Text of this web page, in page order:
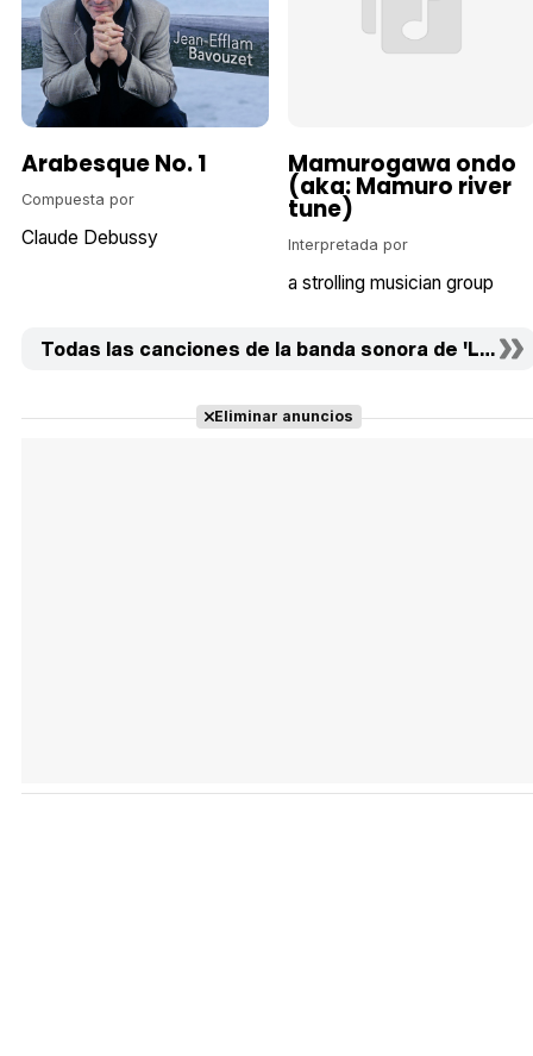
Arabesque No. 1
Compuesta por
Claude Debussy
Mamurogawa ondo
(aka: Mamuro river
tune)
Interpretada por
a strolling musician group
Todas las canciones de la banda sonora de 'La
Eliminar anuncios